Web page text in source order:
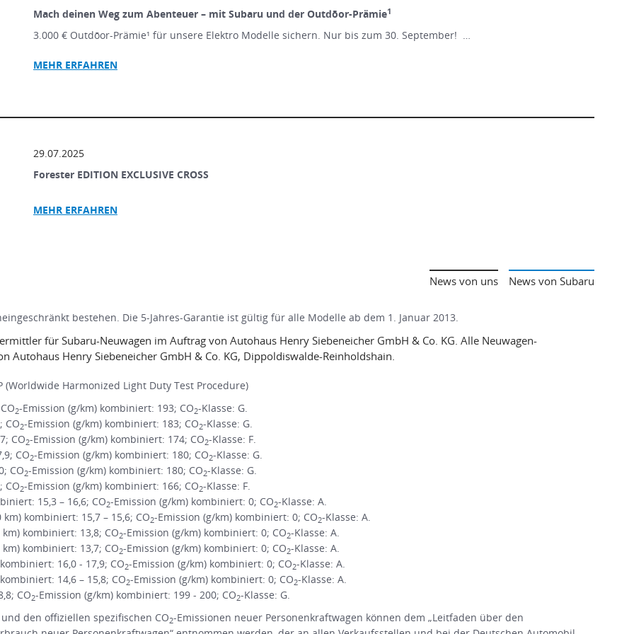
Mach deinen Weg zum Abenteuer – mit Subaru und der Outdōor-Prämie1
3.000 € Outdōor-Prämie¹ für unsere Elektro Modelle sichern. Nur bis zum 30. September! …
MEHR ERFAHREN
29.07.2025
Forester EDITION EXCLUSIVE CROSS
MEHR ERFAHREN
News von Subaru
News von uns
bestehen. Die 5-Jahres-Garantie ist gültig für alle Modelle ab dem 1. Januar 2013.
für Subaru-Neuwagen im Auftrag von Autohaus Henry Siebeneicher GmbH & Co. KG. Alle Neuwagen-
Autohaus Henry Siebeneicher GmbH & Co. KG, Dippoldiswalde-Reinholdshain.
(Worldwide Harmonized Light Duty Test Procedure)
2-Emission (g/km) kombiniert: 193; CO2-Klasse: G.
CO2-Emission (g/km) kombiniert: 183; CO2-Klasse: G.
CO2-Emission (g/km) kombiniert: 174; CO2-Klasse: F.
CO2-Emission (g/km) kombiniert: 180; CO2-Klasse: G.
CO2-Emission (g/km) kombiniert: 180; CO2-Klasse: G.
CO2-Emission (g/km) kombiniert: 166; CO2-Klasse: F.
15,3 – 16,6; CO2-Emission (g/km) kombiniert: 0; CO2-Klasse: A.
kombiniert: 15,7 – 15,6; CO2-Emission (g/km) kombiniert: 0; CO2-Klasse: A.
km) kombiniert: 13,8; CO2-Emission (g/km) kombiniert: 0; CO2-Klasse: A.
km) kombiniert: 13,7; CO2-Emission (g/km) kombiniert: 0; CO2-Klasse: A.
16,0 - 17,9; CO2-Emission (g/km) kombiniert: 0; CO2-Klasse: A.
14,6 – 15,8; CO2-Emission (g/km) kombiniert: 0; CO2-Klasse: A.
CO2-Emission (g/km) kombiniert: 199 - 200; CO2-Klasse: G.
den offiziellen spezifischen CO2-Emissionen neuer Personenkraftwagen können dem „Leitfaden über den